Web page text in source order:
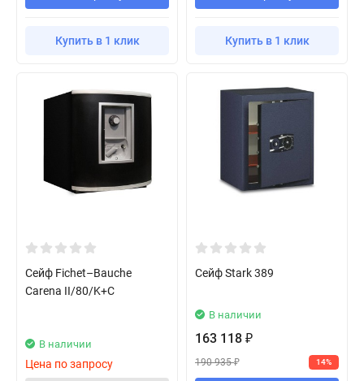
Купить в 1 клик Купить в 1 клик
Сейф Fichet–Bauche
Carena II/80/K+C
В наличии
Цена по запросу
Сейф Stark 389
В наличии
163 118 ₽
190 935₽ 14%